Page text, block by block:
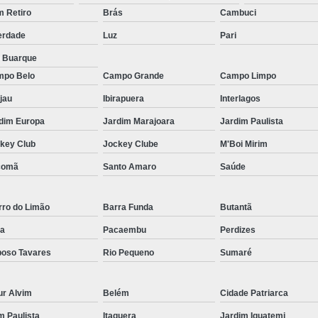
Micropigmentação na Barba ABC
Nano Micropigmentação de Barba
Nano Pigmentação Cabelo Rio
Nano
Nano
Nano
Pigmentação Capilar 3d
Pigmentação Capilar em
Pigmentação de Cabelo
Pigmentação na Careca
Retiro Brás Cambuci
Luz Pari
Buarque
Belo Campo Grande Campo Limpo
Ibirapuera Interlagos
Europa Jardim Marajoara Jardim Paulista
Club Jockey Clube M'Boi Mirim
Santo Amaro Saúde
do Limão Barra Funda Butantã
Pacaembu Perdizes
Tavares Rio Pequeno Sumaré
Alvim Belém Cidade Patriarca
Paulista Itaquera Jardim Iguatemi